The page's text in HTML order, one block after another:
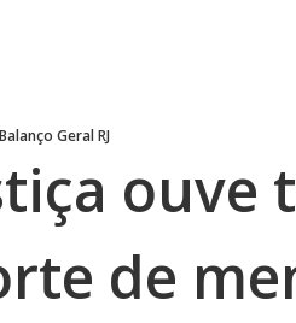
Balanço Geral RJ
ouve
de